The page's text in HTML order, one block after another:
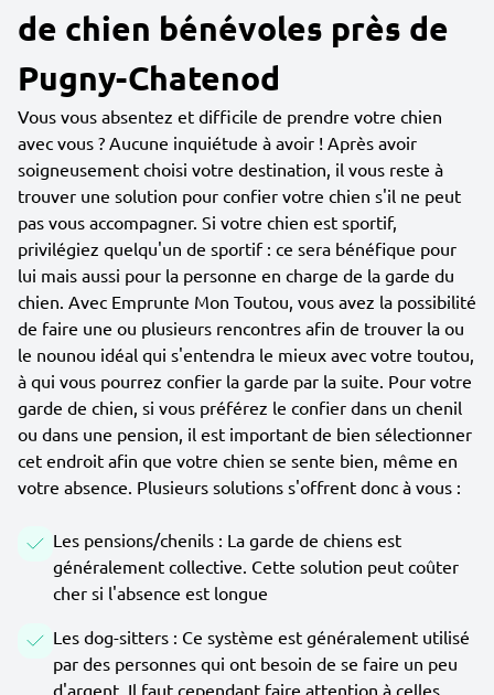
de chien bénévoles près de
Pugny-Chatenod
Vous vous absentez et difficile de prendre votre chien
avec vous ? Aucune inquiétude à avoir ! Après avoir
soigneusement choisi votre destination, il vous reste à
trouver une solution pour confier votre chien s'il ne peut
pas vous accompagner. Si votre chien est sportif,
privilégiez quelqu'un de sportif : ce sera bénéfique pour
lui mais aussi pour la personne en charge de la garde du
chien. Avec Emprunte Mon Toutou, vous avez la possibilité
de faire une ou plusieurs rencontres afin de trouver la ou
le nounou idéal qui s'entendra le mieux avec votre toutou,
à qui vous pourrez confier la garde par la suite. Pour votre
garde de chien, si vous préférez le confier dans un chenil
ou dans une pension, il est important de bien sélectionner
cet endroit afin que votre chien se sente bien, même en
votre absence. Plusieurs solutions s'offrent donc à vous :
Les pensions/chenils : La garde de chiens est
généralement collective. Cette solution peut coûter
cher si l'absence est longue
Les dog-sitters : Ce système est généralement utilisé
par des personnes qui ont besoin de se faire un peu
d'argent. Il faut cependant faire attention à celles